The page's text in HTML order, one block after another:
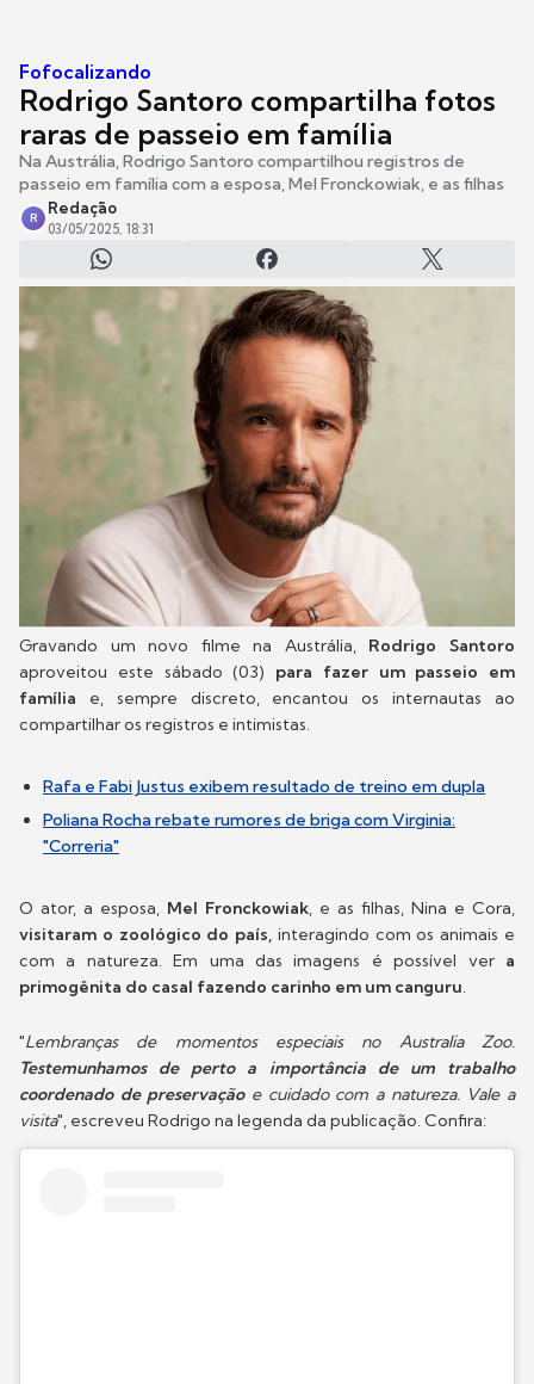
Fofocalizando
Rodrigo Santoro compartilha fotos
raras de passeio em família
Na Austrália, Rodrigo Santoro compartilhou registros de
passeio em família com a esposa, Mel Fronckowiak, e as filhas
R
Redação
03/05/2025, 18:31
Gravando um novo filme na Austrália, Rodrigo Santoro
aproveitou este sábado (03) para fazer um passeio em
família e, sempre discreto, encantou os internautas ao
compartilhar os registros e intimistas.
Rafa e Fabi Justus exibem resultado de treino em dupla
Poliana Rocha rebate rumores de briga com Virginia:
"Correria"
O ator, a esposa, Mel Fronckowiak, e as filhas, Nina e Cora,
visitaram o zoológico do país, interagindo com os animais e
com a natureza. Em uma das imagens é possível ver a
primogênita do casal fazendo carinho em um canguru.
"Lembranças de momentos especiais no Australia Zoo.
Testemunhamos de perto a importância de um trabalho
coordenado de preservaçãoe cuidado com a natureza. Vale a
visita", escreveu Rodrigo na legenda da publicação. Confira: